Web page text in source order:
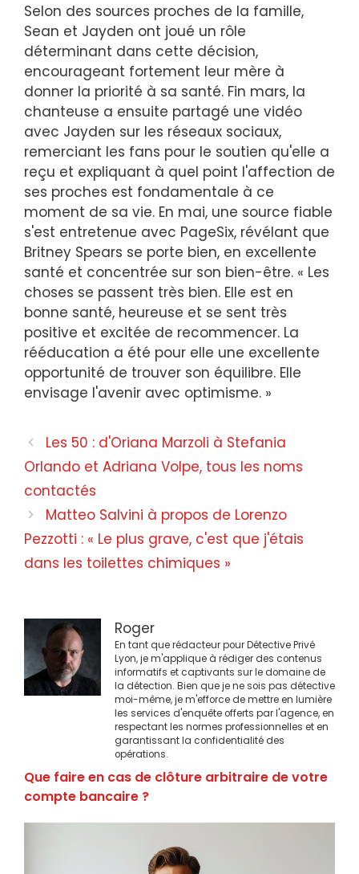
Selon des sources proches de la famille,
Sean et Jayden ont joué un rôle
déterminant dans cette décision,
encourageant fortement leur mère à
donner la priorité à sa santé. Fin mars, la
chanteuse a ensuite partagé une vidéo
avec Jayden sur les réseaux sociaux,
remerciant les fans pour le soutien qu'elle a
reçu et expliquant à quel point l'affection de
ses proches est fondamentale à ce
moment de sa vie. En mai, une source fiable
s'est entretenue avec PageSix, révélant que
Britney Spears se porte bien, en excellente
santé et concentrée sur son bien-être. « Les
choses se passent très bien. Elle est en
bonne santé, heureuse et se sent très
positive et excitée de recommencer. La
rééducation a été pour elle une excellente
opportunité de trouver son équilibre. Elle
envisage l'avenir avec optimisme. »
Navigation
des
Les 50 : d'Oriana Marzoli à Stefania
Orlando et Adriana Volpe, tous les noms
contactés
Matteo Salvini à propos de Lorenzo
Pezzotti : « Le plus grave, c'est que j'étais
dans les toilettes chimiques »
Roger
En tant que rédacteur pour Détective Privé
Lyon, je m'applique à rédiger des contenus
informatifs et captivants sur le domaine de
la détection. Bien que je ne sois pas détective
moi-même, je m'efforce de mettre en lumière
les services d'enquête offerts par l'agence, en
respectant les normes professionnelles et en
garantissant la confidentialité des
opérations.
Que faire en cas de clôture arbitraire de votre
compte bancaire ?